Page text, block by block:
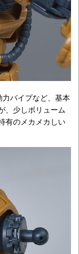
パイプなど、基本
、少しボリューム
有のメカメカしい